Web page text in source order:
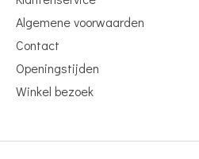
Algemene voorwaarden
Contact
Openingstijden
Winkel bezoek